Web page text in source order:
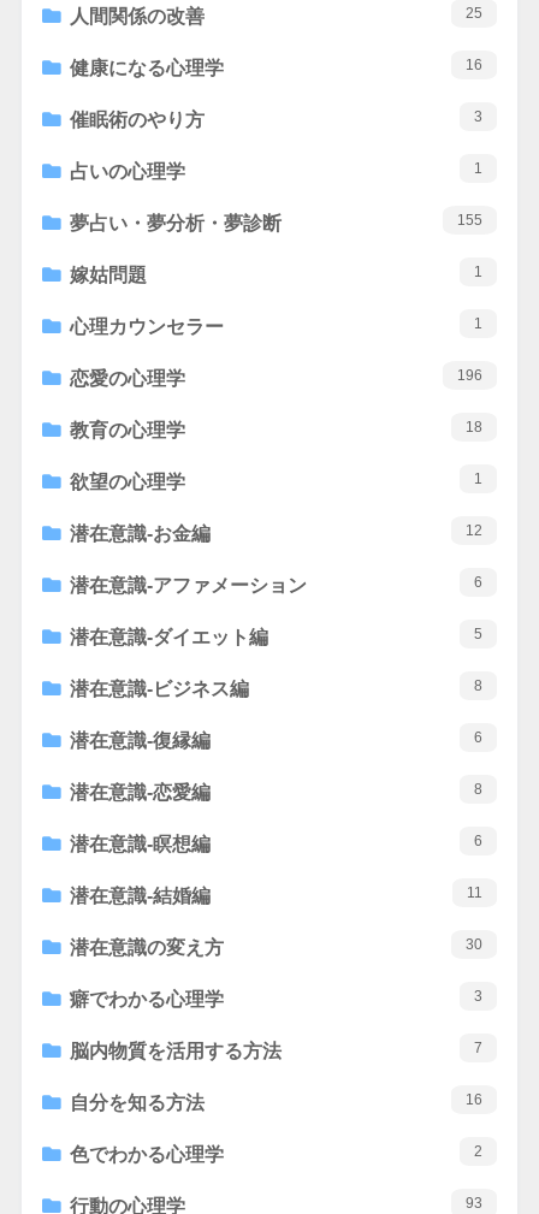
人間関係の改善 25
健康になる心理学 16
催眠術のやり方 3
占いの心理学 1
夢占い・夢分析・夢診断 155
嫁姑問題 1
心理カウンセラー 1
恋愛の心理学 196
教育の心理学 18
欲望の心理学 1
潜在意識-お金編 12
潜在意識-アファメーション 6
潜在意識-ダイエット編 5
潜在意識-ビジネス編 8
潜在意識-復縁編 6
潜在意識-恋愛編 8
潜在意識-瞑想編 6
潜在意識-結婚編 11
潜在意識の変え方 30
癖でわかる心理学 3
脳内物質を活用する方法 7
自分を知る方法 16
色でわかる心理学 2
行動の心理学 93